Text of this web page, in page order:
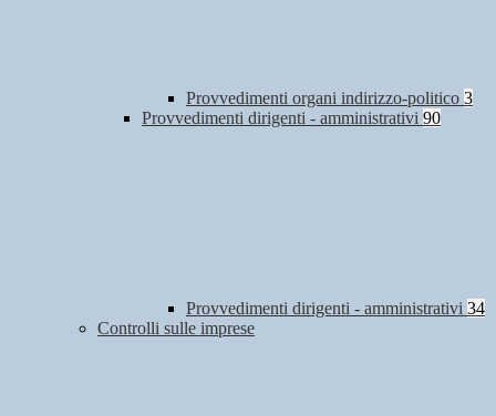
Provvedimenti organi indirizzo-politico 3
Provvedimenti dirigenti - amministrativi 90
Provvedimenti dirigenti - amministrativi 34
Controlli sulle imprese